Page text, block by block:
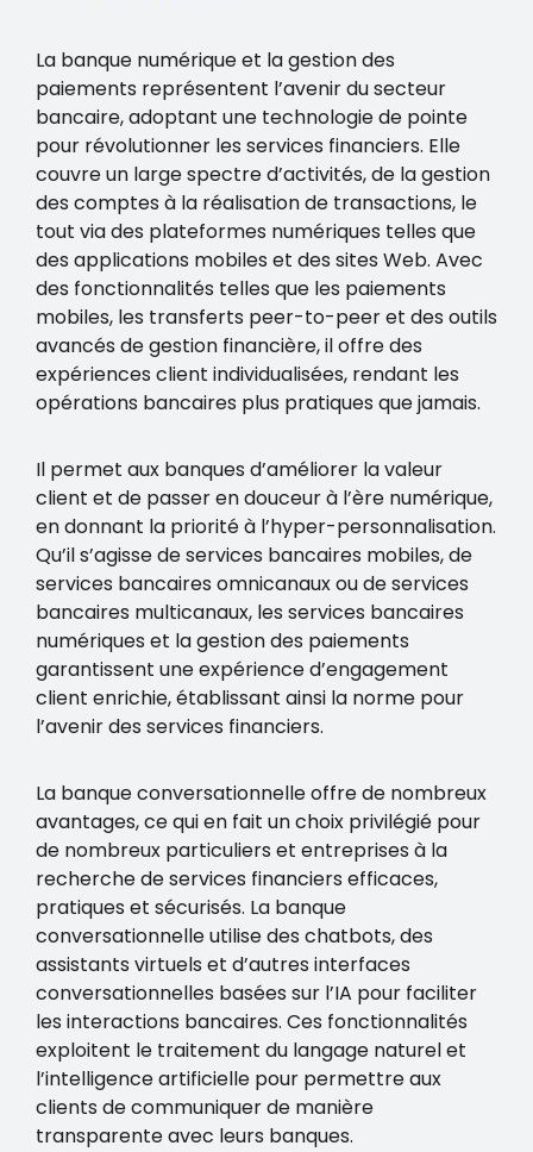
des paiements
La banque numérique et la gestion des
paiements représentent l’avenir du secteur
bancaire, adoptant une technologie de pointe
pour révolutionner les services financiers. Elle
couvre un large spectre d’activités, de la gestion
des comptes à la réalisation de transactions, le
tout via des plateformes numériques telles que
des applications mobiles et des sites Web. Avec
des fonctionnalités telles que les paiements
mobiles, les transferts peer-to-peer et des outils
avancés de gestion financière, il offre des
expériences client individualisées, rendant les
opérations bancaires plus pratiques que jamais.
Il permet aux banques d’améliorer la valeur
client et de passer en douceur à l’ère numérique,
en donnant la priorité à l’hyper-personnalisation.
Qu’il s’agisse de services bancaires mobiles, de
services bancaires omnicanaux ou de services
bancaires multicanaux, les services bancaires
numériques et la gestion des paiements
garantissent une expérience d’engagement
client enrichie, établissant ainsi la norme pour
l’avenir des services financiers.
La banque conversationnelle offre de nombreux
avantages, ce qui en fait un choix privilégié pour
de nombreux particuliers et entreprises à la
recherche de services financiers efficaces,
pratiques et sécurisés. La banque
conversationnelle utilise des chatbots, des
assistants virtuels et d’autres interfaces
conversationnelles basées sur l’IA pour faciliter
les interactions bancaires. Ces fonctionnalités
exploitent le traitement du langage naturel et
l’intelligence artificielle pour permettre aux
clients de communiquer de manière
transparente avec leurs banques.